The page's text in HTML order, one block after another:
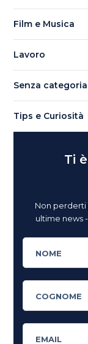
Film e Musica
Lavoro
Senza categoria
Tips e Curiosità
Ti
Non perderti
ultime news